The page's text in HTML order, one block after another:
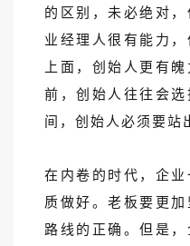
的区别，未必绝对
业经理人很有能力
上面，创始人更有
前，创始人往往会
间，创始人必须要站
在内卷的时代，企
质做好。老板要更
路线的正确。但是